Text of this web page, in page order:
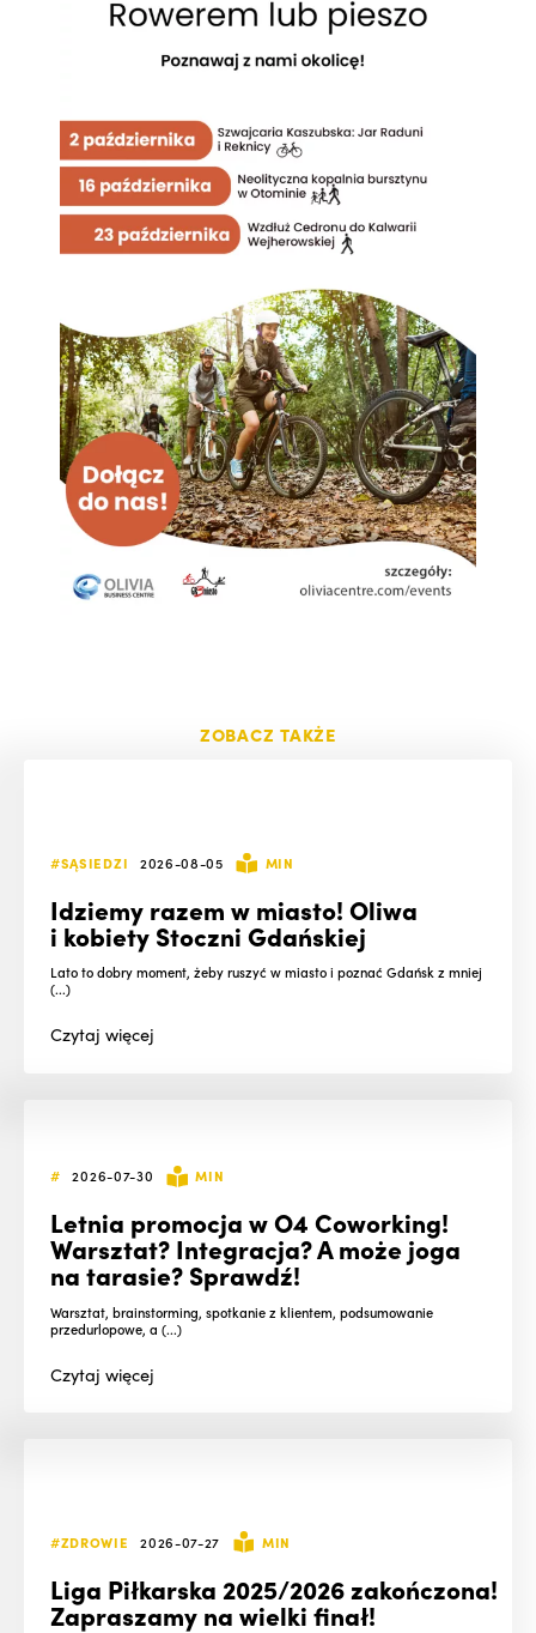
ZOBACZ TAKŻE
#SĄSIEDZI 2026-08-05 MIN
Idziemy razem w miasto! Oliwa
i kobiety Stoczni Gdańskiej
Lato to dobry moment, żeby ruszyć w miasto i poznać Gdańsk z mniej
(...)
Czytajwięcej
# 2026-07-30 MIN
Letnia promocja w O4 Coworking!
Warsztat? Integracja? A może joga
na tarasie? Sprawdź!
Warsztat, brainstorming, spotkanie z klientem, podsumowanie
przedurlopowe, a (...)
Czytajwięcej
#ZDROWIE 2026-07-27 MIN
Liga Piłkarska 2025/2026 zakończona!
Zapraszamy na wielki finał!